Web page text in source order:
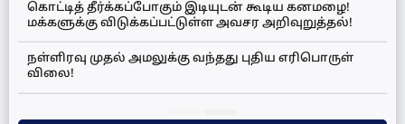
கொட்டித் தீர்க்கப்போகும் இடியுடன் கூடிய கனமழை!
மக்களுக்கு விடுக்கப்பட்டுள்ள அவசர அறிவுறுத்தல்!
நள்ளிரவு முதல் அமலுக்கு வந்தது புதிய எரிபொருள்
விலை!